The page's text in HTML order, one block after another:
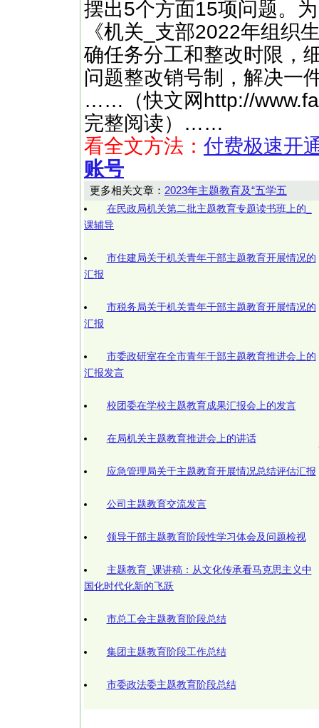
摆出5个方面15项问题。
《机关_支部2022年组织
确任务分工和整改时限，
问题整改销号制，解决
……（快文网http://
完整阅读）……
看全文方法： 付费极速开
账号
更多相关文章： 2023年主题教育及“五学五
在民政局机关第二批主题教育专题读书班上的_
课辅导
市住建局关于机关青年干部主题教育开展情况的
汇报
市税务局关于机关青年干部主题教育开展情况的
汇报
市委政研室在全市青年干部主题教育推进会上的
汇报发言
校团委在学校主题教育成果汇报会上的发言
在局机关主题教育推进会上的讲话
应急管理局关于主题教育开展情况总结评估汇报
公司主题教育交流发言
领导干部主题教育阶段性学习体会及问题检视
主题教育_课讲稿：从文化传承看马克思主义中
国化时代化新的飞跃
市总工会主题教育阶段总结
集团主题教育阶段工作总结
市委政法委主题教育阶段总结